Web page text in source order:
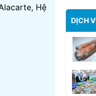
Hệ
DỊCH